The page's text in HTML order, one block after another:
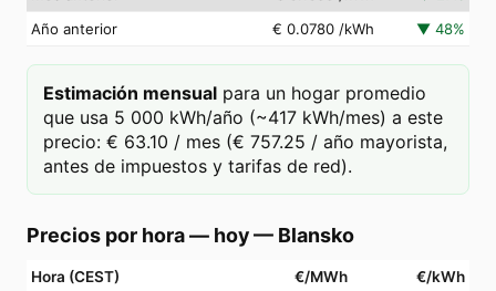
Año anterior
€ 0.0780 /kWh ▼ 48%
Estimación mensual para un hogar promedio
que usa 5 000 kWh/año (~417 kWh/mes) a este
precio: € 63.10 / mes (€ 757.25 / año mayorista,
antes de impuestos y tarifas de red).
Precios por hora — hoy— Blansko
Hora (CEST) €/MWh €/kWh